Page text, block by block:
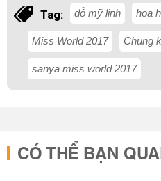
Tag: đỗ mỹ linh hoa
Miss World 2017 Chung
sanya miss world 2017
CÓ THỂ BẠN